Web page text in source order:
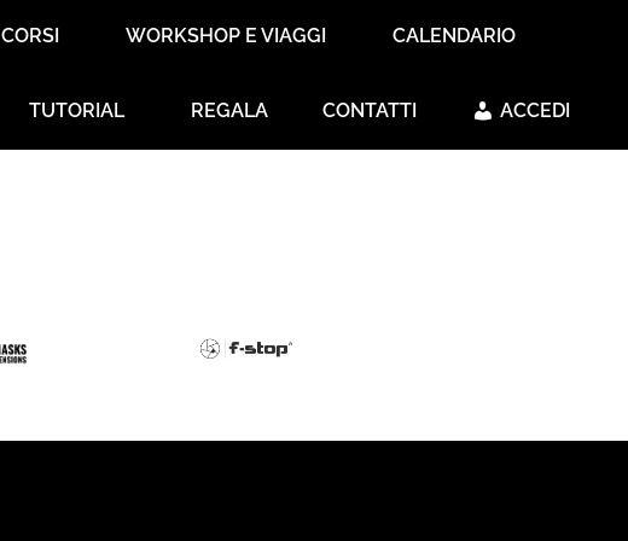
CORSI WORKSHOP E VIAGGI CALENDARIO
TUTORIAL REGALA CONTATTI ACCEDI